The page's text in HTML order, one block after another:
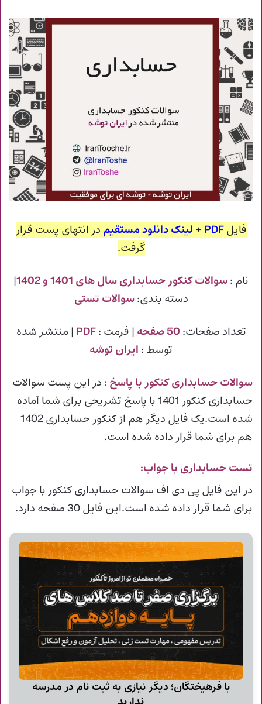
فایلPDF
+ لینک دانلود مستقیم در انتهای پست قرار
گرفت.
نام :سوالات کنکور حسابداری سال های 1401 و 1402
|
دسته بندی:سوالات تستی
تعداد صفحات: 50 صفحه | فرمت :PDF
| منتشر شده
توسط : ایران توشه
سوالات حسابداری کنکور با پاسخ : در این پست سوالات
حسابداری کنکور 1401 با پاسخ تشریحی برای شما آماده
شده است.یک فایل دیگر هم از کنکور حسابداری 1402
هم برای شما قرار داده شده است.
تست حسابداری با جواب:
در این فایل پی دی اف سوالات حسابداری کنکور با جواب
برای شما قرار داده شده است.این فایل 30 صفحه دارد.
با فرهیختگان؛ دیگر نیازی به ثبت نام در مدرسه